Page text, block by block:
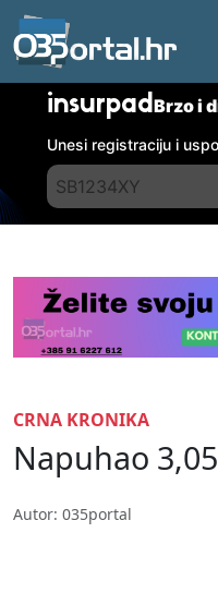
insurpadBrzo i
Unesi registraciju i
CRNA KRONIKA
Napuhao
Autor: 035portal